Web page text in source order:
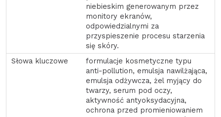
niebieskim generowanym przez
monitory ekranów,
odpowiedzialnymi za
przyspieszenie procesu starzenia
się skóry.
formulacje kosmetyczne typu
anti-pollution, emulsja nawilżająca,
emulsja odżywcza, żel myjący do
twarzy, serum pod oczy,
aktywność antyoksydacyjna,
ochrona przed promieniowaniem